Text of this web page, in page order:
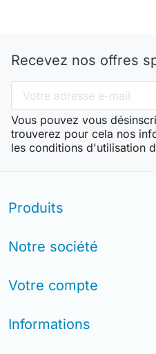
Recevez nos offres
Vous pouvez vous
trouverez pour cela nos
les conditions d'utilisation
Produits
Notre société
Votre compte
Informations